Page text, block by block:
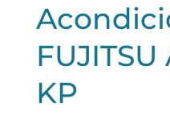
FUJITSU
KP